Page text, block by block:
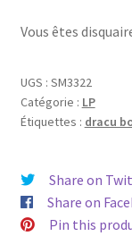
vinyl
Vous êtes
UGS : SM3322
Catégorie : LP
Étiquettes : dracu
Share on
Share on
Pin this